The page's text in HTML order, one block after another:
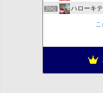
20位 ハローキティ
御朱印ミ
藁にもす
おでぶの